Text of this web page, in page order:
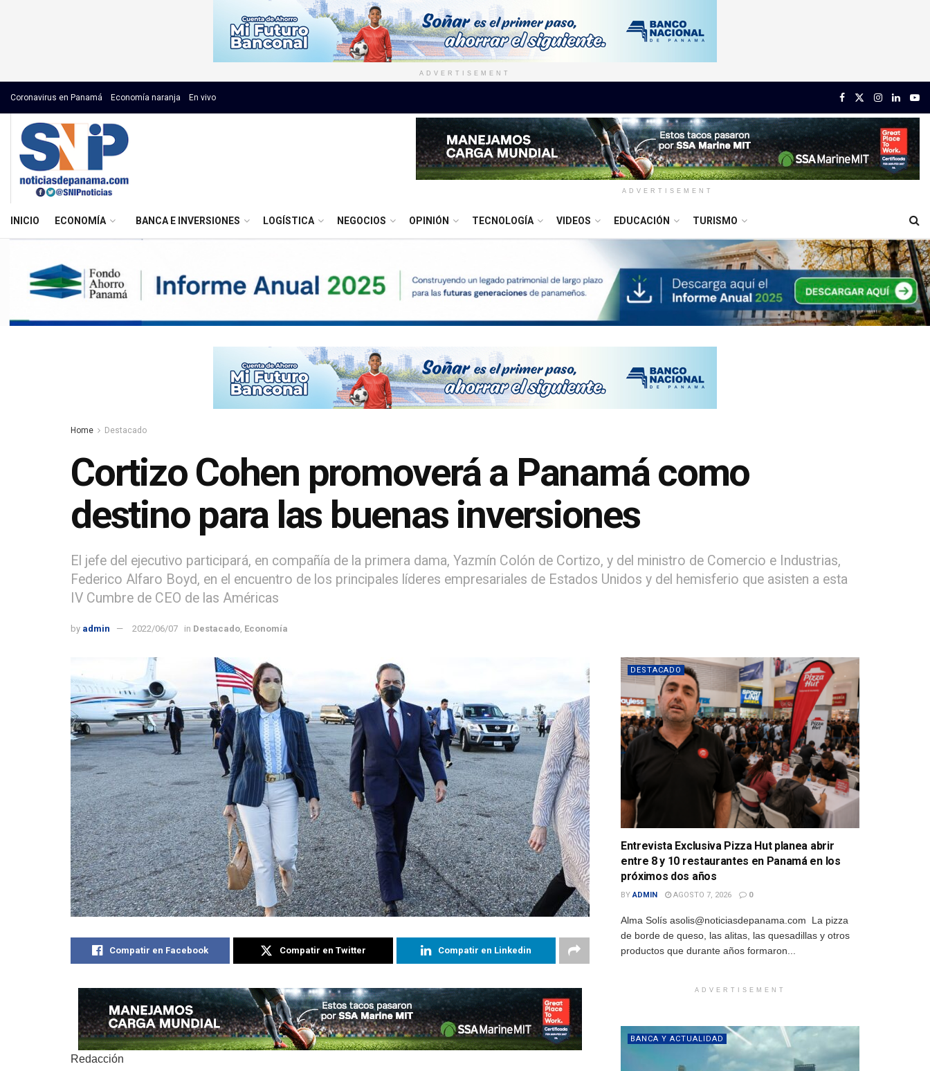
ADVERTISEMENT
Coronavirus en Panamá Economía naranja En vivo
ADVERTISEMENT
INICIO ECONOMÍA BANCA E INVERSIONES LOGÍSTICA NEGOCIOS OPINIÓN TECNOLOGÍA VIDEOS EDUCACIÓN TURISMO
Home Destacado
Cortizo Cohen promoverá a Panamá como
destino para las buenas inversiones
El jefe del ejecutivo participará, en compañía de la primera dama, Yazmín Colón de Cortizo, y del ministro de Comercio e Industrias,
Federico Alfaro Boyd, en el encuentro de los principales líderes empresariales de Estados Unidos y del hemisferio que asisten a esta
IV Cumbre de CEO de las Américas
by admin 2022/06/07 in Destacado Economía
Compatir en Facebook Compatir en Twitter Compatir en Linkedin
Redacción
DESTACADO
Entrevista Exclusiva Pizza Hut planea abrir
entre 8 y 10 restaurantes en Panamá en los
próximos dos años
BY ADMIN AGOSTO 7, 2026 0
Alma Solís asolis@noticiasdepanama.com La pizza
de borde de queso, las alitas, las quesadillas y otros
productos que durante años formaron...
ADVERTISEMENT
BANCA Y ACTUALIDAD